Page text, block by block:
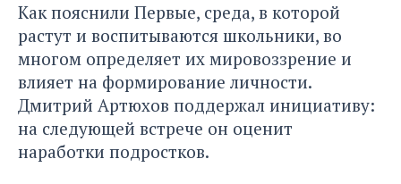
Как пояснили Первые, среда, в которой
растут и воспитываются школьники, во
многом определяет их мировоззрение и
влияет на формирование личности.
Дмитрий Артюхов поддержал инициативу:
на следующей встрече он оценит
наработки подростков.